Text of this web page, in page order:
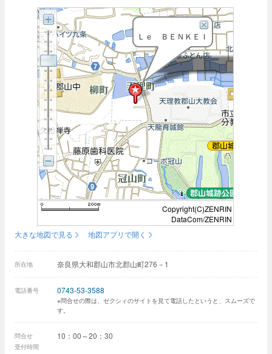
Ｌｅ ＢＥＮＫＥＩ
Copyright(C)ZENRIN
DataCom/ZENRIN
大きな地図で見る
地図アプリで開く
所在地 奈良県大和郡山市北郡山町276－1
電話番号 0743-53-3588
※問合せの際は、ゼクシィのサイトを見て電話したというと、スムーズで
す。
問合せ
受付時間
10：00～20：30